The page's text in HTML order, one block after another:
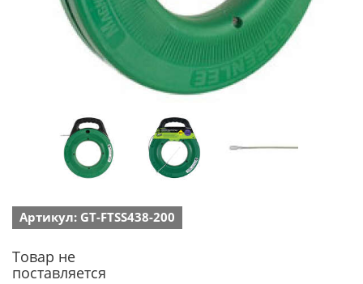
Артикул: GT-FTSS438-200
Товар не
поставляется